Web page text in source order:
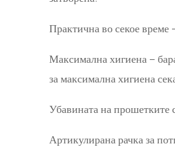
Практична во секое време
Максимална хигиена –
за максимална хигиена
Убавината на прошетките
Артикулирана рачка за